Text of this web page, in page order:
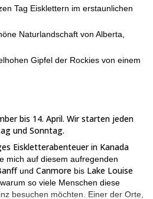
Tag Eisklettern im erstaunlichen
Naturlandschaft von Alberta,
Gipfel der Rockies von einem
bis 14. April. Wir starten jeden
und Sonntag.
Eiskletterabenteuer in Kanada
mich auf diesem aufregenden
und Canmore bis Lake Louise
so viele Menschen diese
besuchen möchten. Einer der Orte,